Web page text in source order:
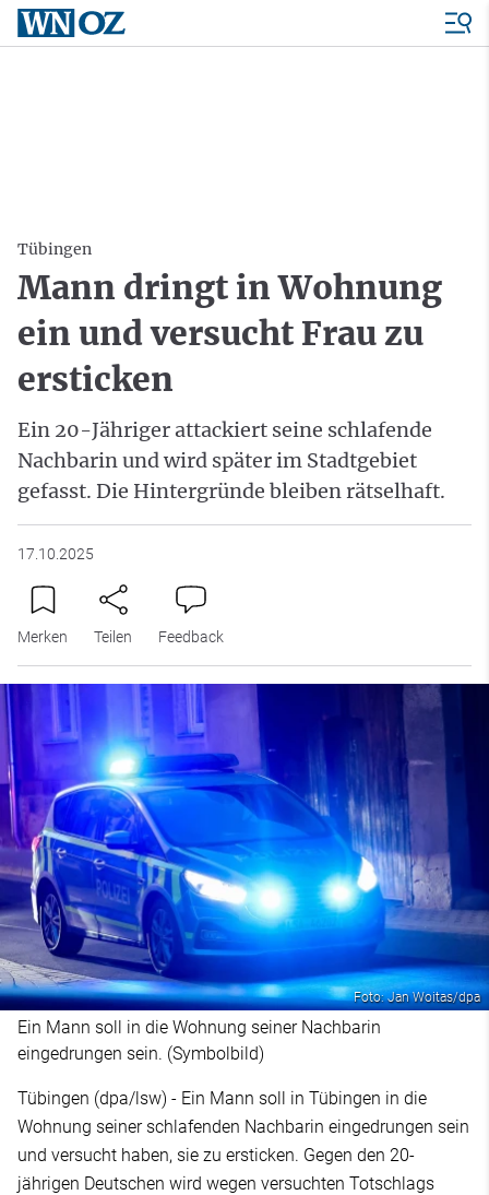
Tübingen
Mann dringt in Wohnung
ein und versucht Frau zu
ersticken
Ein 20-Jähriger attackiert seine schlafende
Nachbarin und wird später im Stadtgebiet
gefasst. Die Hintergründe bleiben rätselhaft.
17.10.2025
Merken Teilen Feedback
Foto: Jan Woitas/dpa
Ein Mann soll in die Wohnung seiner Nachbarin
eingedrungen sein. (Symbolbild)
Tübingen (dpa/lsw) - Ein Mann soll in Tübingen in die
Wohnung seiner schlafenden Nachbarin eingedrungen sein
und versucht haben, sie zu ersticken. Gegen den 20-
jährigen Deutschen wird wegen versuchten Totschlags